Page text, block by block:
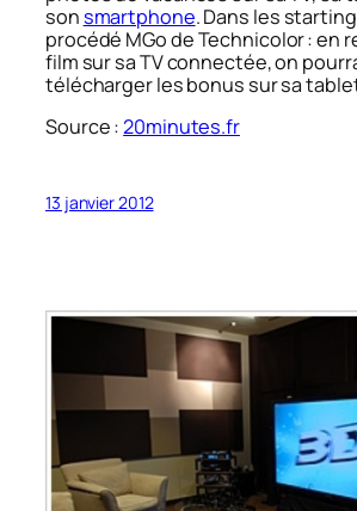
son smartphone. Dans les
procédé MGo de Technicolor : en
film sur sa TV connectée, on
télécharger les bonus sur sa
Source :20minutes.fr
13 janvier 2012